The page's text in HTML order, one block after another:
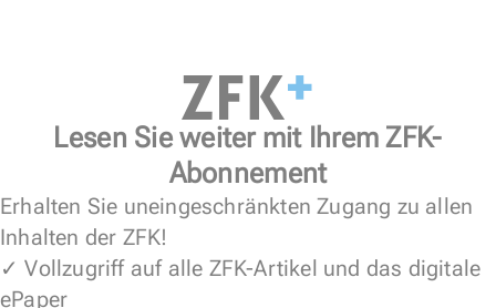
Lesen Sie weiter mit Ihrem ZFK-
Abonnement
Erhalten Sie uneingeschränkten Zugang zu allen
Inhalten der ZFK!
✓ Vollzugriff auf alle ZFK-Artikel und das digitale
ePaper